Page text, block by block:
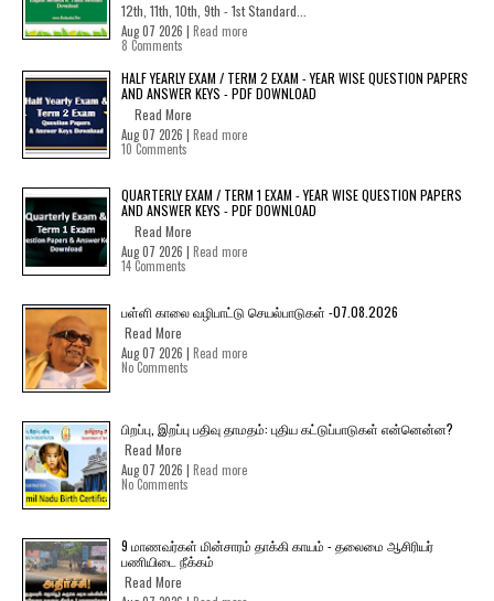
12th, 11th, 10th, 9th - 1st Standard...
Aug 07 2026 | Read more
8 Comments
HALF YEARLY EXAM / TERM 2 EXAM - YEAR WISE QUESTION PAPERS
AND ANSWER KEYS - PDF DOWNLOAD
Read More
Aug 07 2026 | Read more
10 Comments
QUARTERLY EXAM / TERM 1 EXAM - YEAR WISE QUESTION PAPERS
AND ANSWER KEYS - PDF DOWNLOAD
Read More
Aug 07 2026 | Read more
14 Comments
பள்ளி காலை வழிபாட்டு செயல்பாடுகள் -07.08.2026
Read More
Aug 07 2026 | Read more
No Comments
பிறப்பு, இறப்பு பதிவு தாமதம்: புதிய கட்டுப்பாடுகள் என்னென்ன?
Read More
Aug 07 2026 | Read more
No Comments
9 மாணவர்கள் மின்சாரம் தாக்கி காயம் - தலைமை ஆசிரியர்
பணியிடை நீக்கம்
Read More